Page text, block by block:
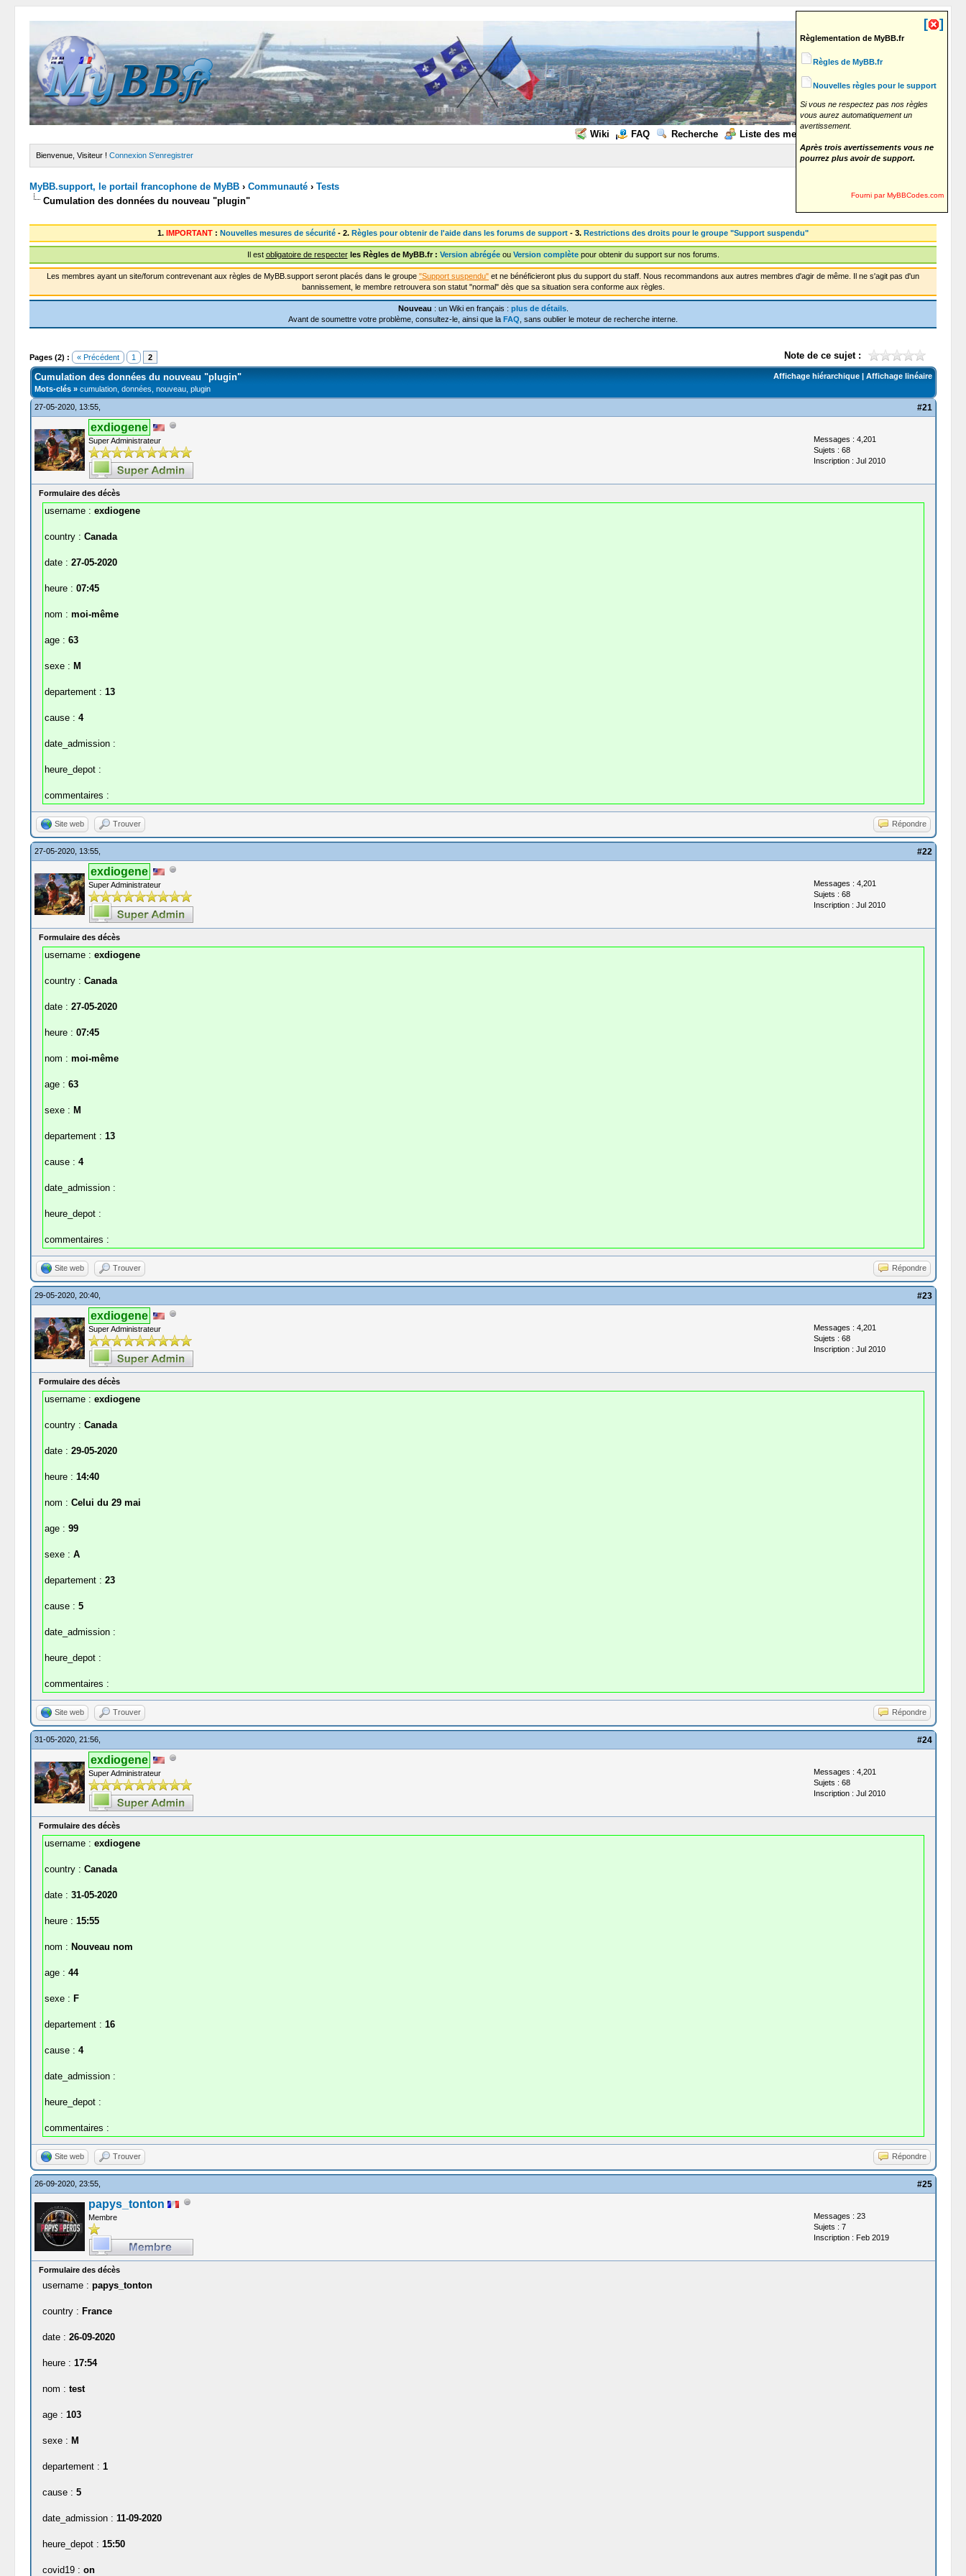
Wiki FAQ Recherche Liste des membres
Bienvenue, Visiteur !Connexion S’enregistrer
[ ]
Règlementation de MyBB.fr
Règles de MyBB.fr
Nouvelles règles pour le support
Si vous ne respectez pas nos règles
vous aurez automatiquement un
avertissement.
Après trois avertissements vous ne
pourrez plus avoir de support.
Fourni par MyBBCodes.com
MyBB.support, le portail francophone de MyBB ›Communauté ›Tests
Cumulation des données du nouveau "plugin"
1. IMPORTANT : Nouvelles mesures de sécurité - 2. Règles pour obtenir de l'aide dans les forums de support - 3. Restrictions des droits pour le groupe "Support suspendu"
Il est obligatoire de respecter les Règles de MyBB.fr : Version abrégéeou Version complètepour obtenir du support sur nos forums.
Les membres ayant un site/forum contrevenant aux règles de MyBB.support seront placés dans le groupe "Support suspendu" et ne bénéficieront plus du support du staff. Nous recommandons aux autres membres d'agir de même. Il ne s'agit pas d'un
bannissement, le membre retrouvera son statut "normal" dès que sa situation sera conforme aux règles.
Nouveau : un Wiki en français : plus de détails.
Avant de soumettre votre problème, consultez-le, ainsi que la FAQ , sans oublier le moteur de recherche interne.
Pages (2) : « Précédent 1 2 Note de ce sujet :
Moyenne : 0 (0 vote(s))
1
2
3
4
5
Affichage hiérarchique| Affichage linéaire
Cumulation des données du nouveau "plugin"
Mots-clés » cumulation, données, nouveau, plugin
27-05-2020, 13:55, #21
exdiogene
Super Administrateur
Messages : 4,201
Sujets : 68
Inscription : Jul 2010
Formulaire des décès
username : exdiogene
country : Canada
date : 27-05-2020
heure : 07:45
nom : moi-même
age : 63
sexe : M
departement : 13
cause : 4
date_admission :
heure_depot :
commentaires :
Site web Trouver Répondre
27-05-2020, 13:55, #22
exdiogene
Super Administrateur
Messages : 4,201
Sujets : 68
Inscription : Jul 2010
Formulaire des décès
username : exdiogene
country : Canada
date : 27-05-2020
heure : 07:45
nom : moi-même
age : 63
sexe : M
departement : 13
cause : 4
date_admission :
heure_depot :
commentaires :
Site web Trouver Répondre
29-05-2020, 20:40, #23
exdiogene
Super Administrateur
Messages : 4,201
Sujets : 68
Inscription : Jul 2010
Formulaire des décès
username : exdiogene
country : Canada
date : 29-05-2020
heure : 14:40
nom : Celui du 29 mai
age : 99
sexe : A
departement : 23
cause : 5
date_admission :
heure_depot :
commentaires :
Site web Trouver Répondre
31-05-2020, 21:56, #24
exdiogene
Super Administrateur
Messages : 4,201
Sujets : 68
Inscription : Jul 2010
Formulaire des décès
username : exdiogene
country : Canada
date : 31-05-2020
heure : 15:55
nom : Nouveau nom
age : 44
sexe : F
departement : 16
cause : 4
date_admission :
heure_depot :
commentaires :
Site web Trouver Répondre
26-09-2020, 23:55, #25
papys_tonton
Membre
Messages : 23
Sujets : 7
Inscription : Feb 2019
Formulaire des décès
username : papys_tonton
country : France
date : 26-09-2020
heure : 17:54
nom : test
age : 103
sexe : M
departement : 1
cause : 5
date_admission : 11-09-2020
heure_depot : 15:50
covid19 : on